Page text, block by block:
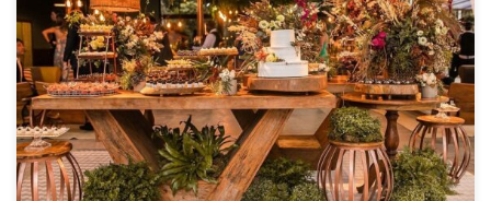
Ela é sempre a principal, o destaque, o ponto mais fotografado da
festa! E essa roubou meu coração! Cheia de detalhes, simetria e com
uma decoração em tons terrosos linda!!! @thaisgerhardt_
@toninhoaleixodecorador @bosqueeventos @deliciasdalilijf
@sl_eventos @gajamemorias #eventuale #mesadeboloedoces
#tonsterrosos #casamento #noivasjf #noivosjf #makeupjf